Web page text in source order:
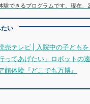
験できるプログラムです。現在
い
売テレビ | 入院中の子ども
ってあげたい」ロボットの
館体験『どこでも万博』